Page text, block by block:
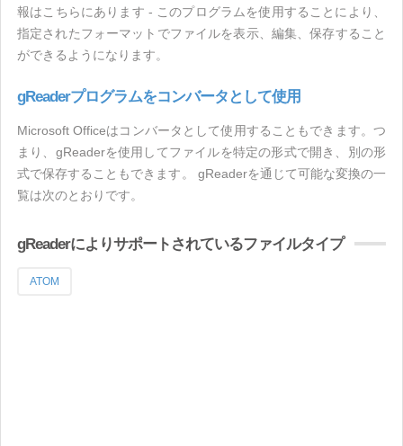
報はこちらにあります - このプログラムを使用することにより、
指定されたフォーマットでファイルを表示、編集、保存すること
ができるようになります。
gReaderプログラムをコンバータとして使用
Microsoft Officeはコンバータとして使用することもできます。つ
まり、gReaderを使用してファイルを特定の形式で開き、別の形
式で保存することもできます。 gReaderを通じて可能な変換の一
覧は次のとおりです。
gReaderによりサポートされているファイルタイプ
ATOM